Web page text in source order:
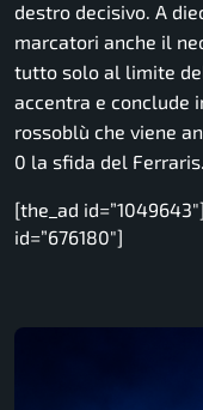
destro decisivo. A
marcatori anche il
tutto solo al limite
accentra e conclude
rossoblù che viene
0 la sfida del Ferraris
[the_ad
id=”676180″]